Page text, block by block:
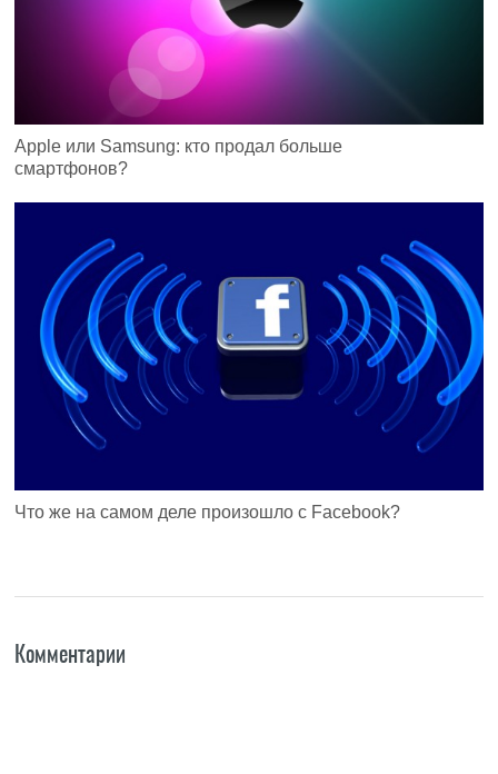
Apple или Samsung: кто продал больше
смартфонов?
Что же на самом деле произошло с Facebook?
Комментарии